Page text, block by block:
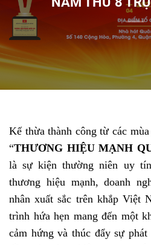
Kế thừa thành công từ các
“THƯƠNG HIỆU MẠNH
là sự kiện thường niên uy
thương hiệu mạnh, doanh
nhân xuất sắc trên khắp Việt
trình hứa hẹn mang đến một
cảm hứng và thúc đẩy sự